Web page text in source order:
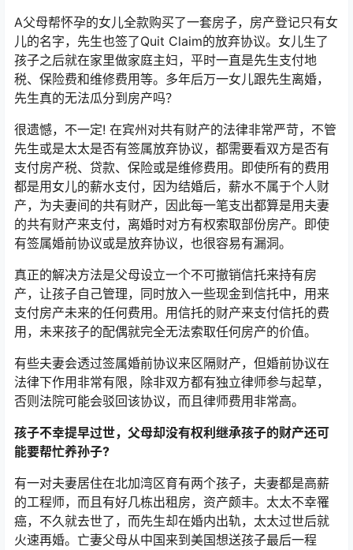
A父母帮怀孕的女儿全款购买了一套房子，房产登记只有女
儿的名字，先生也签了Quit Claim的放弃协议。女儿生了
孩子之后就在家里做家庭主妇，平时一直是先生支付地
税、保险费和维修费用等。多年后万一女儿跟先生离婚，
先生真的无法瓜分到房产吗？
很遗憾，不一定! 在宾州对共有财产的法律非常严苛，不管
先生或是太太是否有签属放弃协议，都需要看双方是否有
支付房产税、贷款、保险或是维修费用。即使所有的费用
都是用女儿的薪水支付，因为结婚后，薪水不属于个人财
产，为夫妻间的共有财产，因此每一笔支出都算是用夫妻
的共有财产来支付，离婚时对方有权索取部份房产。即使
有签属婚前协议或是放弃协议，也很容易有漏洞。
真正的解决方法是父母设立一个不可撤销信托来持有房
产，让孩子自己管理，同时放入一些现金到信托中，用来
支付房产未来的任何费用。用信托的财产来支付信托的费
用，未来孩子的配偶就完全无法索取任何房产的价值。
有些夫妻会透过签属婚前协议来区隔财产，但婚前协议在
法律下作用非常有限，除非双方都有独立律师参与起草，
否则法院可能会驳回该协议，而且律师费用非常高。
孩子不幸提早过世，父母却没有权利继承孩子的财产还可
能要帮忙养孙子?
有一对夫妻居住在北加湾区育有两个孩子，夫妻都是高薪
的工程师，而且有好几栋出租房，资产颇丰。太太不幸罹
癌，不久就去世了，而先生却在婚内出轨，太太过世后就
火速再婚。亡妻父母从中国来到美国想送孩子最后一程